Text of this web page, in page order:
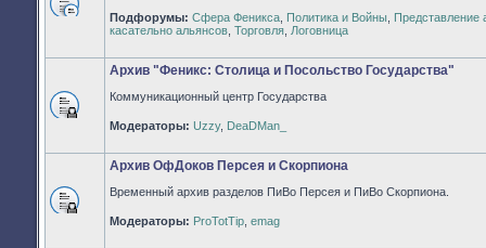
Нет
непрочитанных
Подфорумы: Сфера Феникса Политика и Войны Представление
касательно альянсов Торговля Логовница
Форум
закрыт
Архив "Феникс: Столица и Посольство Государства"
Коммуникационный центр Государства
Модераторы: Uzzy, DeaDMan_
Форум
закрыт
Архив ОфДоков Персея и Скорпиона
Временный архив разделов ПиВо Персея и ПиВо Скорпиона.
Модераторы: ProTotTip emag